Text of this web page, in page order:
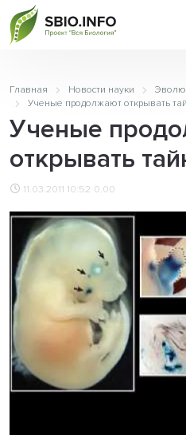
Главная Новости науки
Ученые продолжают открывать
Ученые
открывать
11.03.2011 10:52 0.00